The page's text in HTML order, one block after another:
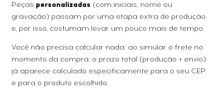
Peças personalizadas (com iniciais, nome ou
gravação) passam por uma etapa extra de produção
e, por isso, costumam levar um pouco mais de tempo.
Você não precisa calcular nada: ao simular o frete no
momento da compra, o prazo total (produção + envio)
já aparece calculado especificamente para o seu CEP
e para o produto escolhido.